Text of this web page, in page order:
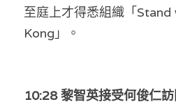
至庭上才得悉組織「
Kong」。
10:28 黎智英接受何俊仁